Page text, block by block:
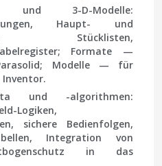
und 3-D-Modelle:
Haupt- und
Stücklisten,
Formate —
Modelle — für
Inventor.
und -algorithmen:
Logiken,
sichere Bedienfolgen,
Integration von
in das